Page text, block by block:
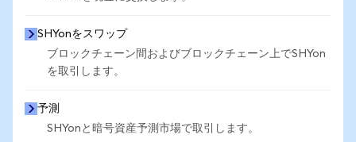
SHYonをスワップ
ブロックチェーン間およびブロックチェーン上でSHYon
を取引します。
予測
SHYonと暗号資産予測市場で取引します。